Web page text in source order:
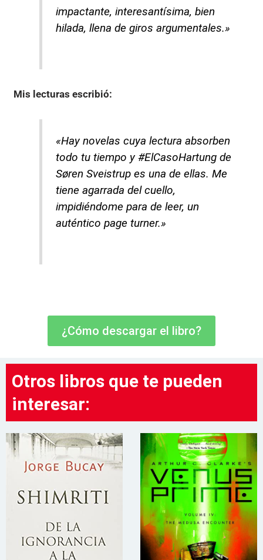
impactante, interesantísima, bien
hilada, llena de giros argumentales.»
Mis lecturas escribió:
«Hay novelas cuya lectura absorben
todo tu tiempo y #ElCasoHartung de
Søren Sveistrup es una de ellas. Me
tiene agarrada del cuello,
impidiéndome para de leer, un
auténtico page turner.»
¿Cómo descargar el libro?
Otros libros que te pueden
interesar: